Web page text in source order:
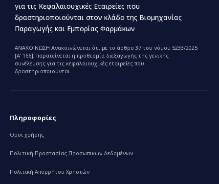
για τις Κεφαλαιουχικές Εταιρείες που
δραστηριοποιούνται στον κλάδο της Βιομηχανίας
Παραγωγής και Εμπορίας Φαρμάκων
ΑΝΑΚΟΙΝΩΣΗ Ανακοινώνεται ότι με το άρθρο 37 του νόμου 5233/2025
[Α’ 166], παρατείνεται η προθεσμία διεξαγωγής της γενικής
συνέλευσης για τις κεφαλαιουχικές εταιρείες που
δραστηριοποιούνται
Πληροφορίες
Όροι χρήσης
Πολιτική Προστασίας Προσωπικών Δεδομένων
Πολιτική Απορρήτου Χρηστών